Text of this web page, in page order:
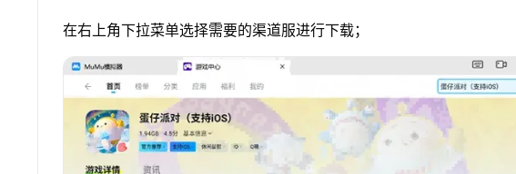
在右上角下拉菜单选择需要的渠道服进行下载；